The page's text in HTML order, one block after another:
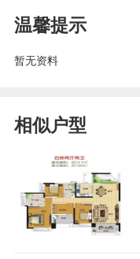
温馨提示
暂无资料
相似户型